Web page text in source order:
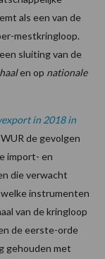
als een van de
mestkringloop.
sluiting van de
en op nationale
in 2018 in
de gevolgen
import- en
die verwacht
welke instrumenten
van de kringloop
de eerste-orde
gehouden met